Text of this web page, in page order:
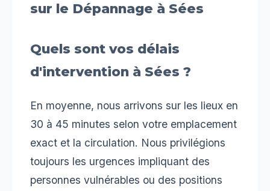
sur le Dépannage à Sées
Quels sont vos délais
d'intervention à Sées ?
En moyenne, nous arrivons sur les lieux en
30 à 45 minutes selon votre emplacement
exact et la circulation. Nous privilégions
toujours les urgences impliquant des
personnes vulnérables ou des positions